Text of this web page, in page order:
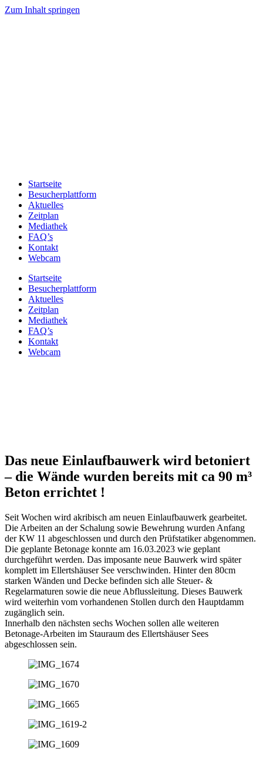
Zum Inhalt springen
Startseite
Besucherplattform
Aktuelles
Zeitplan
Mediathek
FAQ’s
Kontakt
Webcam
Startseite
Besucherplattform
Aktuelles
Zeitplan
Mediathek
FAQ’s
Kontakt
Webcam
Das neue Einlaufbauwerk wird betoniert
– die Wände wurden bereits mit ca 90 m³
Beton errichtet !
Seit Wochen wird akribisch am neuen Einlaufbauwerk gearbeitet.
Die Arbeiten an der Schalung sowie Bewehrung wurden Anfang
der KW 11 abgeschlossen und durch den Prüfstatiker abgenommen.
Die geplante Betonage konnte am 16.03.2023 wie geplant
durchgeführt werden. Das imposante neue Bauwerk wird später
komplett im Ellertshäuser See verschwinden. Hinter den 80cm
starken Wänden und Decke befinden sich alle Steuer- &
Regelarmaturen sowie die neue Abflussleitung. Dieses Bauwerk
wird weiterhin vom vorhandenen Stollen durch den Hauptdamm
zugänglich sein.
Innerhalb den nächsten sechs Wochen sollen alle weiteren
Betonage-Arbeiten im Stauraum des Ellertshäuser Sees
abgeschlossen sein.